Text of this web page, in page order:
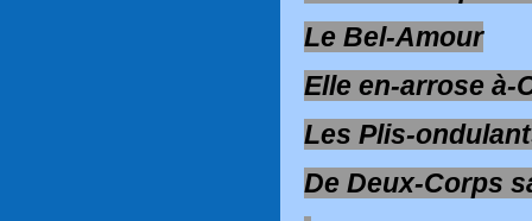
Le Bel-Amour
Elle en-arrose à-
Les Plis-
De Deux-Corps